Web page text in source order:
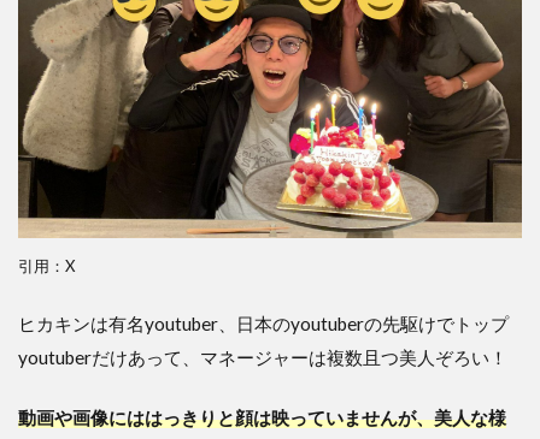
引用：X
ヒカキンは有名youtuber、日本のyoutuberの先駆けでトップ
youtuberだけあって、マネージャーは複数且つ美人ぞろい！
動画や画像にははっきりと顔は映っていませんが、美人な様